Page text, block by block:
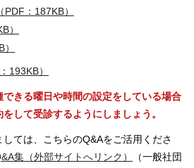
：187KB）
）
193KB）
きる曜日や時間の設定をしている場合
して受診するようにしましょう。
ては、こちらのQ&Aをご活用くださ
集（外部サイトへリンク）
（一般社団